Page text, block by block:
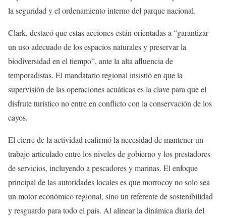
la seguridad y el ordenamiento interno del parque nacional.
Clark, destacó que estas acciones están orientadas a “garantizar
un uso adecuado de los espacios naturales y preservar la
biodiversidad en el tiempo”, ante la alta afluencia de
temporadistas. El mandatario regional insistió en que la
supervisión de las operaciones acuáticas es la clave para que el
disfrute turístico no entre en conflicto con la conservación de los
cayos.
El cierre de la actividad reafirmó la necesidad de mantener un
trabajo articulado entre los niveles de gobierno y los prestadores
de servicios, incluyendo a pescadores y marinas. El enfoque
principal de las autoridades locales es que morrocoy no solo sea
un motor económico regional, sino un referente de sostenibilidad
y resguardo para todo el país. Al alinear la dinámica diaria del